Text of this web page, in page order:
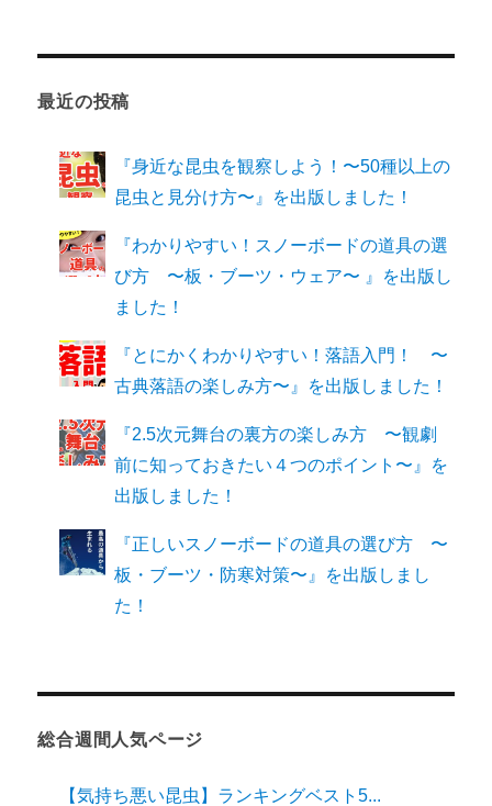
最近の投稿
『身近な昆虫を観察しよう！〜50種以上の
昆虫と見分け方〜』を出版しました！
『わかりやすい！スノーボードの道具の選
び方 〜板・ブーツ・ウェア〜 』を出版し
ました！
『とにかくわかりやすい！落語入門！ 〜
古典落語の楽しみ方〜』を出版しました！
『2.5次元舞台の裏方の楽しみ方 〜観劇
前に知っておきたい４つのポイント〜』を
出版しました！
『正しいスノーボードの道具の選び方 〜
板・ブーツ・防寒対策〜』を出版しまし
た！
総合週間人気ページ
【気持ち悪い昆虫】ランキングベスト5...